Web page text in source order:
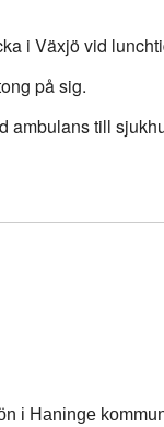
i Växjö vid
på sig.
ambulans till
i Haninge